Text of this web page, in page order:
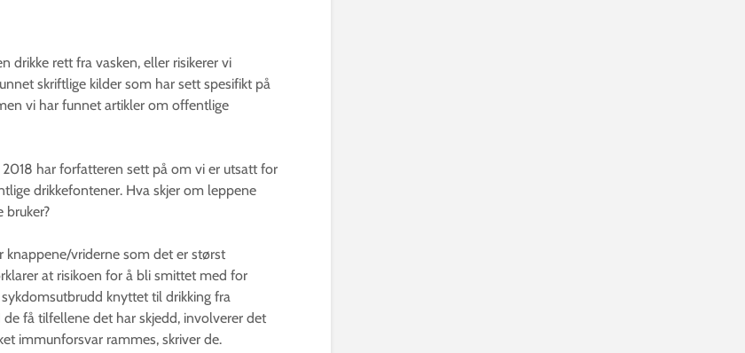
drikke rett fra vasken, eller risikerer vi
skriftlige kilder som har sett spesifikt på
vi har funnet artikler om offentlige
har forfatteren sett på om vi er utsatt for
drikkefontener. Hva skjer om leppene
bruker?
vriderne som det er størst
at risikoen for å bli smittet med for
knyttet til drikking fra
få tilfellene det har skjedd, involverer det
immunforsvar rammes, skriver de.